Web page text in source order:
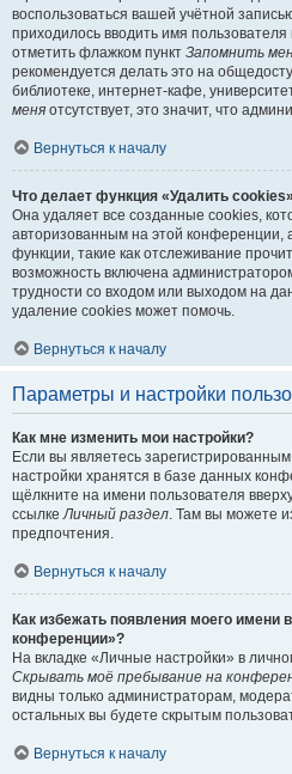
воспользоваться вашей учётной
приходилось вводить имя
отметить флажком пункт Запомнить
рекомендуется делать это на
библиотеке, интернет-кафе,
меня отсутствует, это значит, что
Вернуться к началу
Что делает функция «Удалить
Она удаляет все созданные cookies,
авторизованным на этой конференции,
функции, такие как отслеживание
возможность включена
трудности со входом или выходом на
удаление cookies может помочь.
Вернуться к началу
Параметры и настройки
Как мне изменить мои настройки?
Если вы являетесь
настройки хранятся в базе данных
щёлкните на имени пользователя
ссылкеЛичный раздел. Там вы можете
предпочтения.
Вернуться к началу
Как избежать появления моего имени
конференции»?
На вкладке «Личные настройки» в
Скрывать моё пребывание на
видны только администраторам,
остальных вы будете скрытым
Вернуться к началу